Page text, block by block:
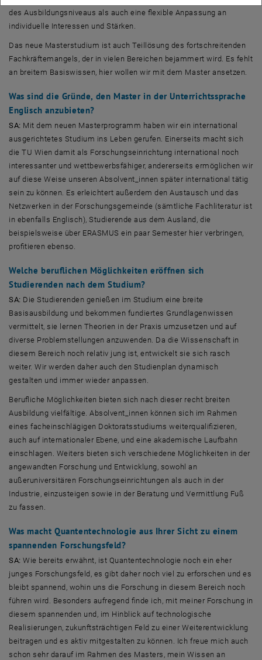
des Ausbildungsniveaus als auch eine flexible Anpassung an
individuelle Interessen und Stärken.
Das neue Masterstudium ist auch Teillösung des fortschreitenden
Fachkräftemangels, der in vielen Bereichen bejammert wird. Es fehlt
an breitem Basiswissen, hier wollen wir mit dem Master ansetzen.
Was sind die Gründe, den Master in der Unterrichtssprache
Englisch anzubieten?
SA: Mit dem neuen Masterprogramm haben wir ein international
ausgerichtetes Studium ins Leben gerufen. Einerseits macht sich
die TU Wien damit als Forschungseinrichtung international noch
interessanter und wettbewerbsfähiger, andererseits ermöglichen wir
auf diese Weise unseren Absolvent_innen später international tätig
sein zu können. Es erleichtert außerdem den Austausch und das
Netzwerken in der Forschungsgemeinde (sämtliche Fachliteratur ist
in ebenfalls Englisch), Studierende aus dem Ausland, die
beispielsweise über ERASMUS ein paar Semester hier verbringen,
profitieren ebenso.
Welche beruflichen Möglichkeiten eröffnen sich
Studierenden nach dem Studium?
SA: Die Studierenden genießen im Studium eine breite
Basisausbildung und bekommen fundiertes Grundlagenwissen
vermittelt, sie lernen Theorien in der Praxis umzusetzen und auf
diverse Problemstellungen anzuwenden. Da die Wissenschaft in
diesem Bereich noch relativ jung ist, entwickelt sie sich rasch
weiter. Wir werden daher auch den Studienplan dynamisch
gestalten und immer wieder anpassen.
Berufliche Möglichkeiten bieten sich nach dieser recht breiten
Ausbildung vielfältige. Absolvent_innen können sich im Rahmen
eines facheinschlägigen Doktoratsstudiums weiterqualifizieren,
auch auf internationaler Ebene, und eine akademische Laufbahn
einschlagen. Weiters bieten sich verschiedene Möglichkeiten in der
angewandten Forschung und Entwicklung, sowohl an
außeruniversitären Forschungseinrichtungen als auch in der
Industrie, einzusteigen sowie in der Beratung und Vermittlung Fuß
zu fassen.
Was macht Quantentechnologie aus Ihrer Sicht zu einem
spannenden Forschungsfeld?
SA:Wie bereits erwähnt, ist Quantentechnologie noch ein eher
junges Forschungsfeld, es gibt daher noch viel zu erforschen und es
bleibt spannend, wohin uns die Forschung in diesem Bereich noch
führen wird. Besonders aufregend finde ich, mit meiner Forschung in
diesem spannenden und, im Hinblick auf technologische
Realisierungen, zukunftsträchtigen Feld zu einer Weiterentwicklung
beitragen und es aktiv mitgestalten zu können. Ich freue mich auch
schon sehr darauf im Rahmen des Masters, mein Wissen an